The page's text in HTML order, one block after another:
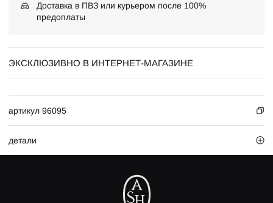
Доставка в ПВЗ или курьером после 100%
предоплаты
ЭКСКЛЮЗИВНО В ИНТЕРНЕТ-МАГАЗИНЕ
артикул 96095
детали